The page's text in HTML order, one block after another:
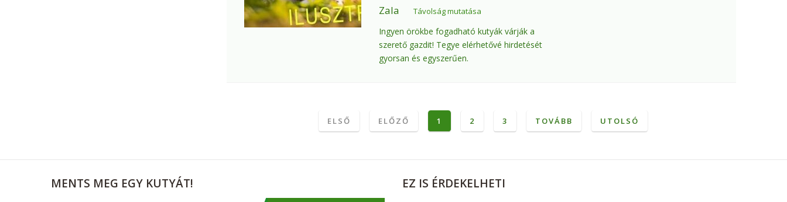
Zala Távolság mutatása
Ingyen örökbe fogadható kutyák várják a
szerető gazdit! Tegye elérhetővé hirdetését
gyorsan és egyszerűen.
ELSŐ ELŐZŐ 1 2 3 TOVÁBB UTOLSÓ
MENTS MEG EGY KUTYÁT! EZ IS ÉRDEKELHETI